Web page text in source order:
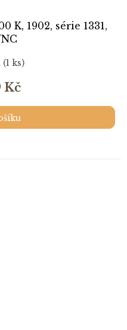
K, 1902, série 1331,
(1 ks)
Kč